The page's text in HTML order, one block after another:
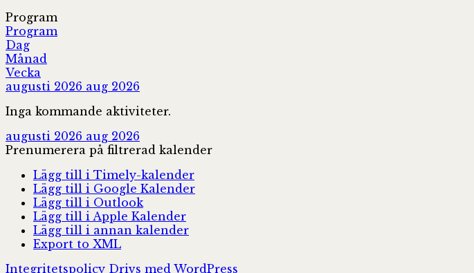
Program
Program
Dag
Månad
Vecka
augusti 2026 aug 2026
Inga kommande aktiviteter.
augusti 2026 aug 2026
Prenumerera på filtrerad kalender
Lägg till i Timely-kalender
Lägg till i Google Kalender
Lägg till i Outlook
Lägg till i Apple Kalender
Lägg till i annan kalender
Export to XML
Integritetspolicy Drivs med WordPress